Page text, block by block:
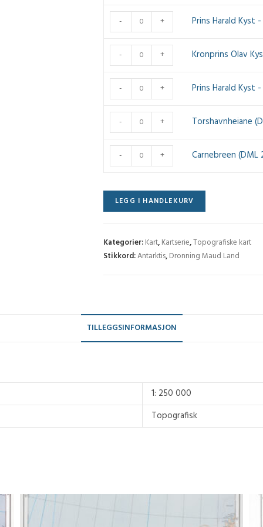
antall
Kyst
(DML
250) - V3
antall
Prins
Harald
Kyst
-
Torshavnheiane
(DML
antall
- + Prins Harald Kyst
Kronprins
Olav
Kyst
(DML
250) - W2
antall
- + Kronprins Olav
Prins
Harald
Kyst
-
Kronprins
Olav
(DML
250) - W3
- + Prins Harald Kyst
Torshavnheiane
(DML
250) - W4
antall
- + Torshavnheiane
Carnebreen
(DML
antall
- + Carnebreen (DML
LEGG I HANDLEKURV
Kategorier:Kart,Kartserie,Topografiske kart
Stikkord:Antarktis,Dronning Maud Land
TILLEGGSINFORMASJON
1: 250 000
Topografisk